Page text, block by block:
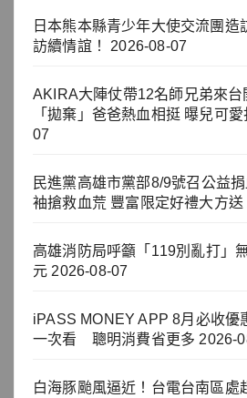
日本熊本縣青少年大使交流團造
訪續情誼！
2026-08-07
AKIRA大陣仗帶12名師兄弟來台
「拋棄」爸爸熱血相挺 曝兒可
07
民進黨高雄市黨部8/9號召公益
袖搶救血荒 豐富限定好禮大方送
高雄消防局呼籲「119別亂打」
元 2026-08-07
iPASS MONEY APP 8月必收優
一次看 聰明消費省更多 2026-
白海豚颱風逼近！台電台南區